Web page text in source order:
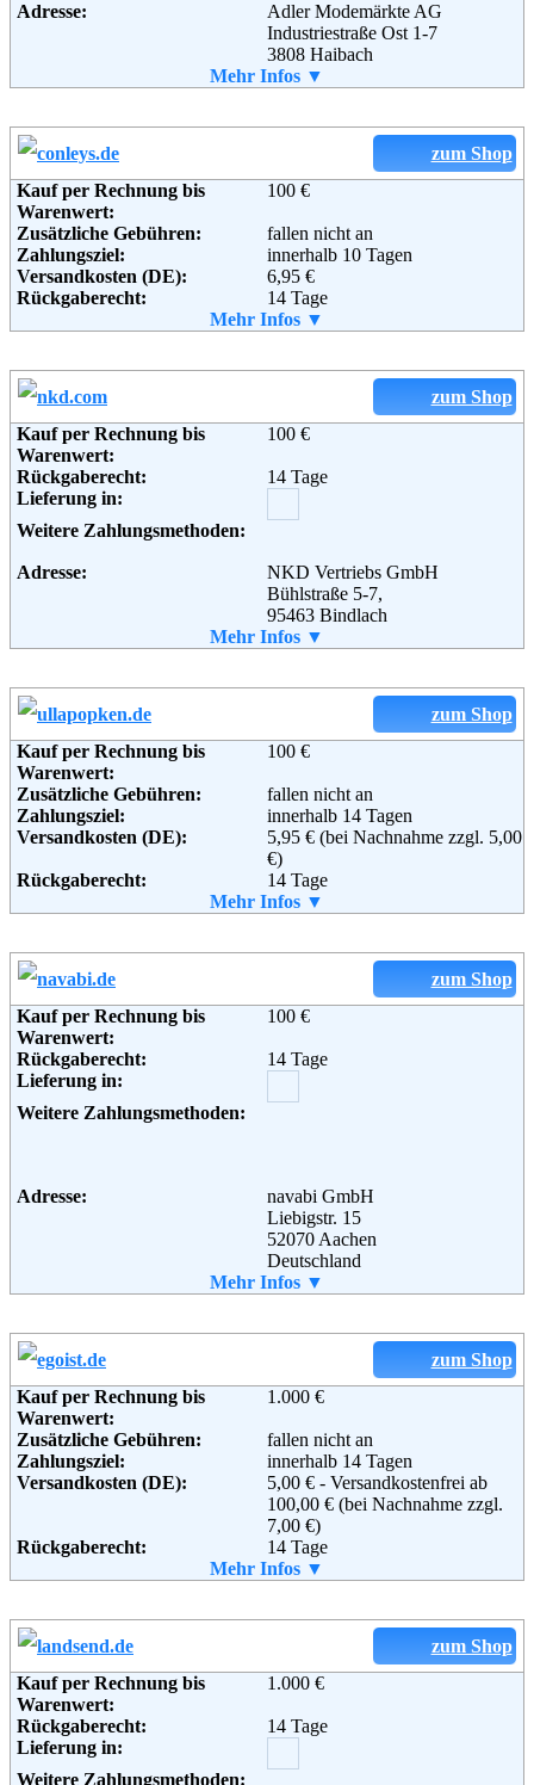
Adresse:
Adler Modemärkte AG
Industriestraße Ost 1-7
3808 Haibach
+49 (0) 180 - 69 94 94 9
Soziale Kanäle:
Weiterführende
Informationen:
AGB
Mehr Infos ▼
zum Shop
Kauf per Rechnung bis
Warenwert:
100 €
Zusätzliche Gebühren:
fallen nicht an
Zahlungsziel:
innerhalb 10 Tagen
Versandkosten (DE):
6,95 €
Rückgaberecht:
14 Tage
Ja
Weitere Zahlungsmethoden:
Adresse:
CONLEY'S Modekontor GmbH
D-22880 Wedel
Telefon:
Fax:
+49 (0) 180 - 52 52 582
Email:
webmaster@conleys.de
Weiterführende
Informationen:
Blog,AGB
Mehr Infos ▼
zum Shop
Kauf per Rechnung bis
Warenwert:
100 €
Rückgaberecht:
14 Tage
Lieferung in:
Weitere Zahlungsmethoden:
Adresse:
NKD Vertriebs GmbH
Bühlstraße 5-7,
95463 Bindlach
+49 (0) 180 - 5 30 35 10
Soziale Kanäle:
Weiterführende
Informationen:
Mehr Infos ▼
zum Shop
Kauf per Rechnung bis
Warenwert:
100 €
Zusätzliche Gebühren:
fallen nicht an
Zahlungsziel:
innerhalb 14 Tagen
Versandkosten (DE):
5,95 € (bei Nachnahme zzgl. 5,00
€)
Rückgaberecht:
14 Tage
Ja
Weitere Zahlungsmethoden:
Adresse:
Ulla Popken GmbH
26178 Rastede
Telefon:
Fax:
+49 (0) 800 - 56 66 999
Email:
Informationen:
Mehr Infos ▼
zum Shop
Kauf per Rechnung bis
Warenwert:
100 €
Rückgaberecht:
14 Tage
Lieferung in:
Weitere Zahlungsmethoden:
Adresse:
navabi GmbH
Liebigstr. 15
52070 Aachen
Deutschland
+49 (0) 241 900 53 37 22
Soziale Kanäle:
Mehr Infos ▼
zum Shop
Kauf per Rechnung bis
Warenwert:
1.000 €
Zusätzliche Gebühren:
fallen nicht an
Zahlungsziel:
innerhalb 14 Tagen
Versandkosten (DE):
5,00 € - Versandkostenfrei ab
100,00 € (bei Nachnahme zzgl.
7,00 €)
Rückgaberecht:
14 Tage
Ja
Weitere Zahlungsmethoden:
Adresse:
EGO IST GmbH
Mehr Infos ▼
zum Shop
Kauf per Rechnung bis
Warenwert:
1.000 €
Rückgaberecht:
14 Tage
Lieferung in:
Weitere Zahlungsmethoden: